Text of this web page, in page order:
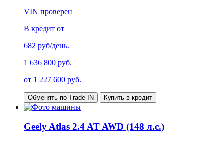
VIN проверен
В кредит от
682 руб/день.
1 636 800 руб.
от 1 227 600 руб.
Обменять по Trade-IN Купить в кредит
Geely Atlas 2.4 AT AWD (148 л.с.)